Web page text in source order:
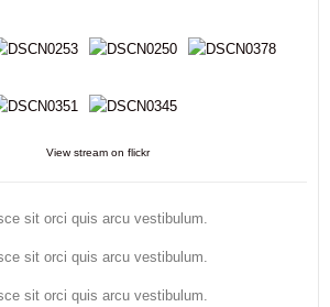
View stream on flickr
sit orci quis arcu vestibulum.
sit orci quis arcu vestibulum.
sit orci quis arcu vestibulum.